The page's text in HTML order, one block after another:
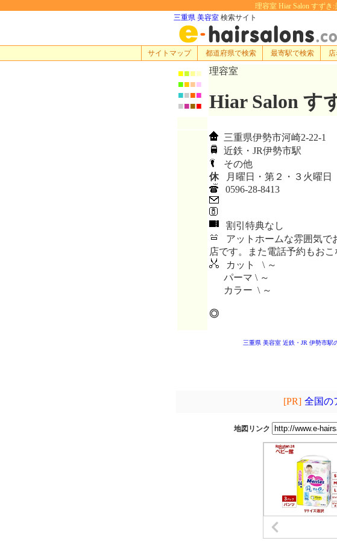
理容室 Hiar Salon すずき
三重県 美容室 検索サイト
サイトマップ 都道府県で検索 最寄駅で検索
■■■■
■■■■
■■■■
■■■■
理容室
Hiar Salon す
三重県伊勢市河崎2-22-1
近鉄・JR伊勢市駅
その他
休月曜日・第２・３火曜日
0596-28-8413
割引特典なし
アットホームな雰囲気で
店です。また電話予約もおこ
カット \ ～
パーマ \ ～
カラー \ ～
◎
三重県 美容室 近鉄・JR 伊勢市駅
[PR] 全国の
地図リンク